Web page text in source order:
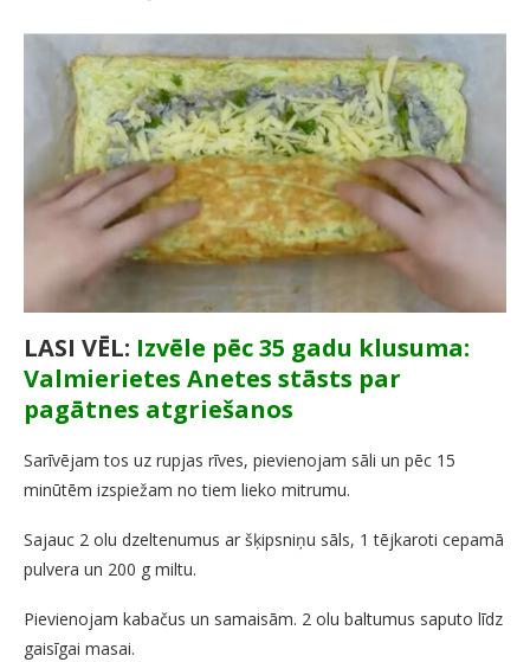
LASI VĒL: Izvēle pēc 35 gadu klusuma:
Valmierietes Anetes stāsts par
pagātnes atgriešanos
Sarīvējam tos uz rupjas rīves, pievienojam sāli un pēc 15
minūtēm izspiežam no tiem lieko mitrumu.
Sajauc 2 olu dzeltenumus ar šķipsniņu sāls, 1 tējkaroti cepamā
pulvera un 200 g miltu.
Pievienojam kabačus un samaisām. 2 olu baltumus saputo līdz
gaisīgai masai.